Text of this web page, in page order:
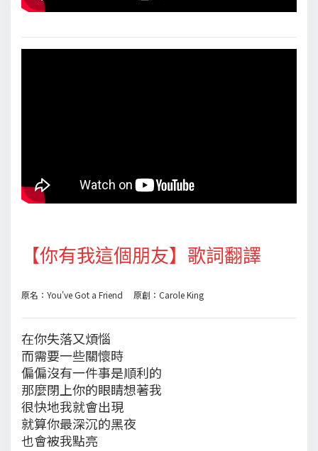
【你有我這個朋友】歌詞翻譯
原名：You've Got a Friend 原創：Carole King
在你失落又煩惱
而需要一些關懷時
偏偏沒有一件事是順利的
那麼閉上你的眼睛想著我
很快地我就會出現
就算你最深沉的黑夜
也會被我點亮